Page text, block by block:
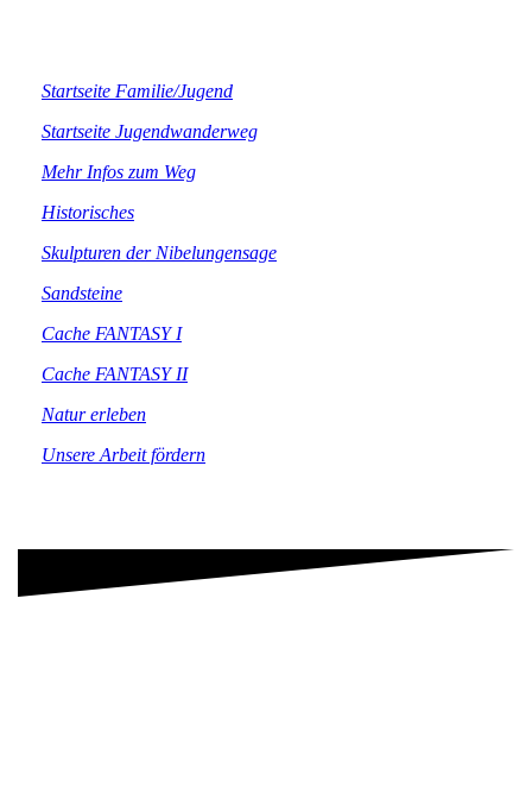
Startseite Familie/Jugend
Startseite Jugendwanderweg
Mehr Infos zum Weg
Historisches
Skulpturen der Nibelungensage
Sandsteine
Cache FANTASY I
Cache FANTASY II
Natur erleben
Unsere Arbeit fördern